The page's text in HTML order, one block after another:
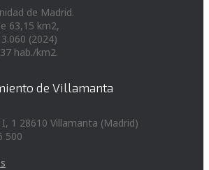
de Madrid.
63,15 km2,
(2024)
hab./km2.
de Villamanta
I, 1 28610 Villamanta (Madrid)
500